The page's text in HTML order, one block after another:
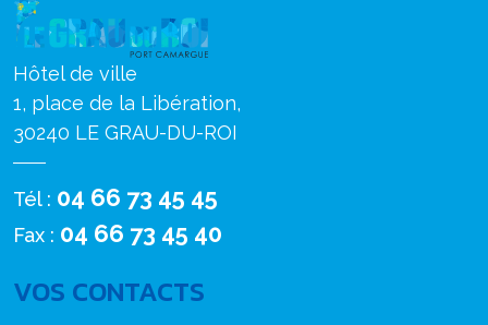
Hôtel de ville
1, place de la Libération,
30240 LE GRAU-DU-ROI
Tél : 04 66 73 45 45
Fax : 04 66 73 45 40
VOS CONTACTS